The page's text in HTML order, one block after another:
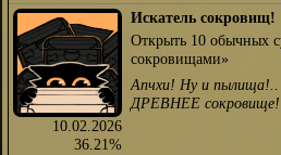
10.02.2026
36.21%
Искатель сокровищ!
Открыть 10 обычных
сокровищами»
Апчхи! Ну и пылища!..
ДРЕВНЕЕ сокровище!